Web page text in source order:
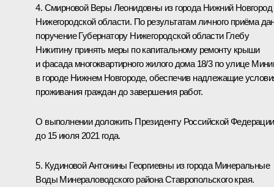
4. Смирновой Веры Леонидовны из города Нижний Новгород
Нижегородской области. По результатам личного приёма
поручение Губернатору Нижегородской области Глебу
Никитину принять меры по капитальному ремонту крыши
и фасада многоквартирного жилого дома 18/3 по улице
в городе Нижнем Новгороде, обеспечив надлежащие
проживания граждан до завершения работ.
О выполнении доложить Президенту Российской Федерации
до 15 июля 2021 года.
5. Кудиновой Антонины Георгиевны из города Минеральные
Воды Минераловодского района Ставропольского края.